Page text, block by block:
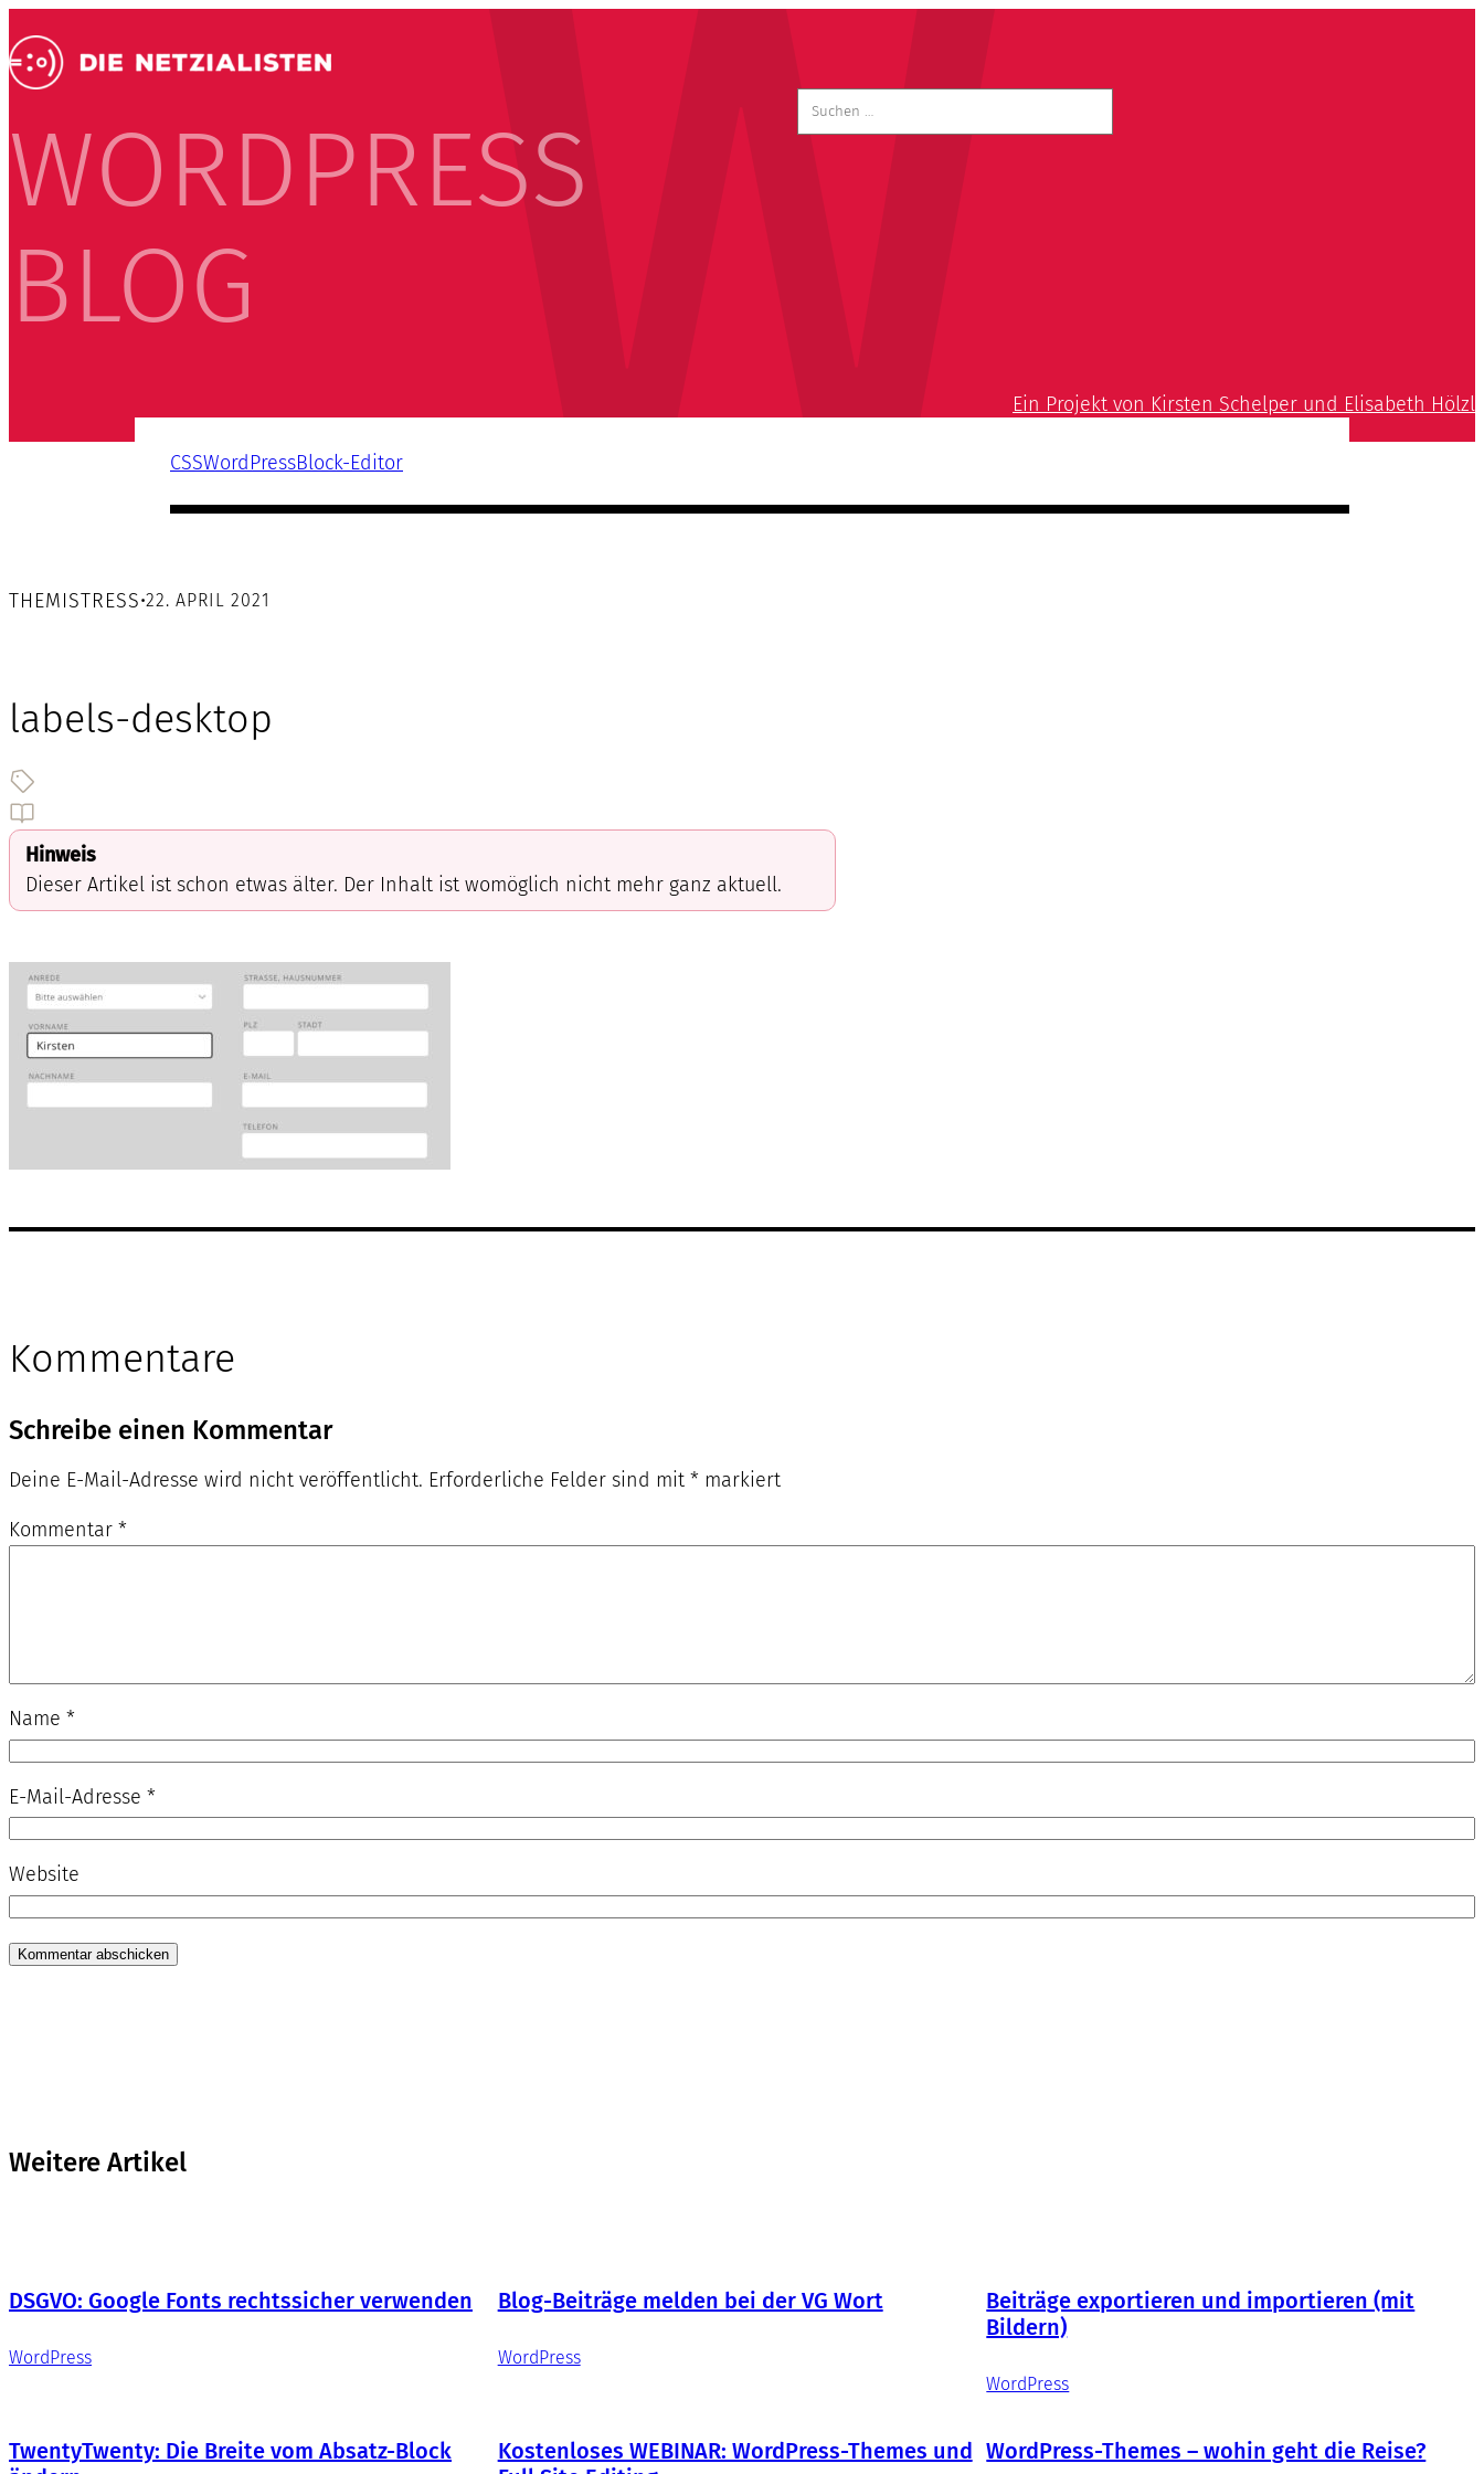
WORDPRESS
BLOG
nach:
Ein Projekt von Kirsten Schelper und Elisabeth Hölzl
CSSWordPressBlock-Editor
THEMISTRESS•22. APRIL 2021
labels-desktop
Hinweis
Dieser Artikel ist schon etwas älter. Der Inhalt ist womöglich nicht mehr ganz aktuell.
Kommentare
Schreibe einen Kommentar
Deine E-Mail-Adresse wird nicht veröffentlicht. Erforderliche Felder sind mit * markiert
Kommentar *
Name *
E-Mail-Adresse *
Website
Weitere Artikel
DSGVO: Google Fonts rechtssicher verwenden
WordPress
Blog-Beiträge melden bei der VG Wort
WordPress
Beiträge exportieren und importieren (mit
Bildern)
WordPress
TwentyTwenty: Die Breite vom Absatz-Block
Kostenloses WEBINAR: WordPress-Themes und
WordPress-Themes – wohin geht die Reise?